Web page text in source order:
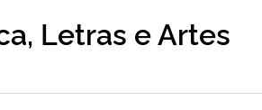
Letras e Artes